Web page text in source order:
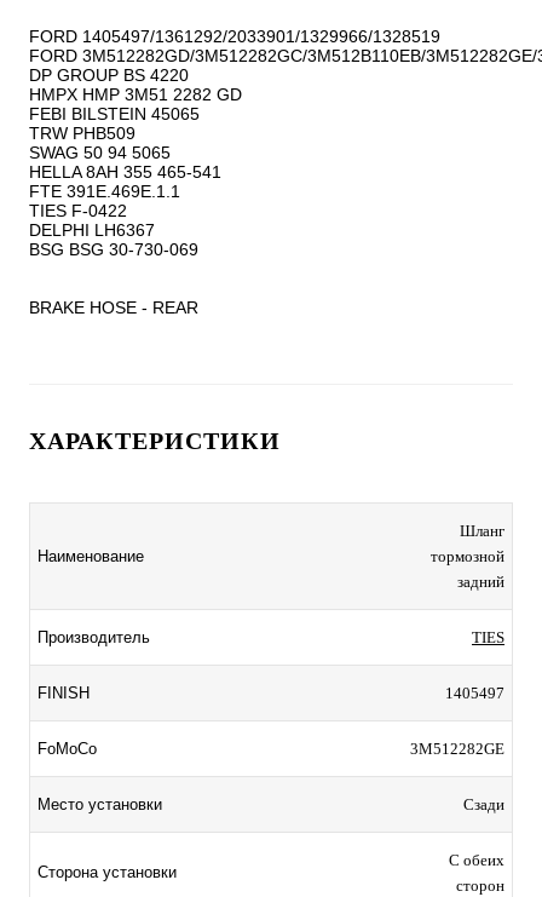
FORD 1405497/1361292/2033901/1329966/1328519
FORD 3M512282GD/3M512282GC/3M512B110EB/
DP GROUP BS 4220
HMPX HMP 3M51 2282 GD
FEBI BILSTEIN 45065
TRW PHB509
SWAG 50 94 5065
HELLA 8AH 355 465-541
FTE 391E.469E.1.1
TIES F-0422
DELPHI LH6367
BSG BSG 30-730-069
BRAKE HOSE - REAR
ХАРАКТЕРИСТИКИ
Наименование
Шланг
тормозной
задний
Производитель TIES
FINISH 1405497
FoMoCo 3M512282GE
Место установки Сзади
Сторона установки
С обеих
сторон